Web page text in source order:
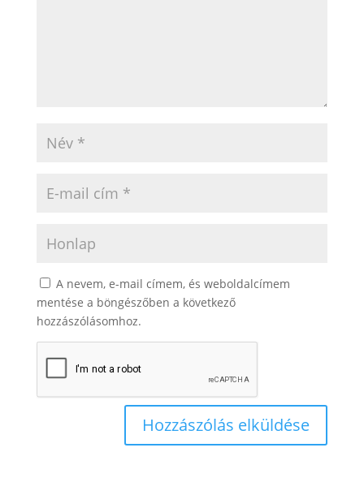
A nevem, e-mail címem, és weboldalcímem
mentése a böngészőben a következő
hozzászólásomhoz.